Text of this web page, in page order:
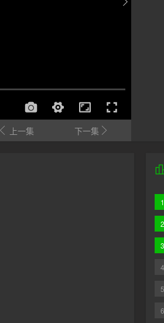
上一集 下一集
1
2
3
4
5
6